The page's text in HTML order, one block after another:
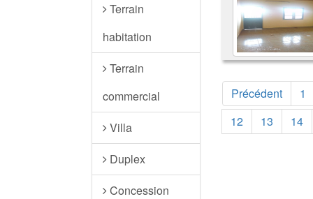
Terrain
habitation
Terrain
commercial
Villa
Duplex
Concession
Précédent
1
12
13 14